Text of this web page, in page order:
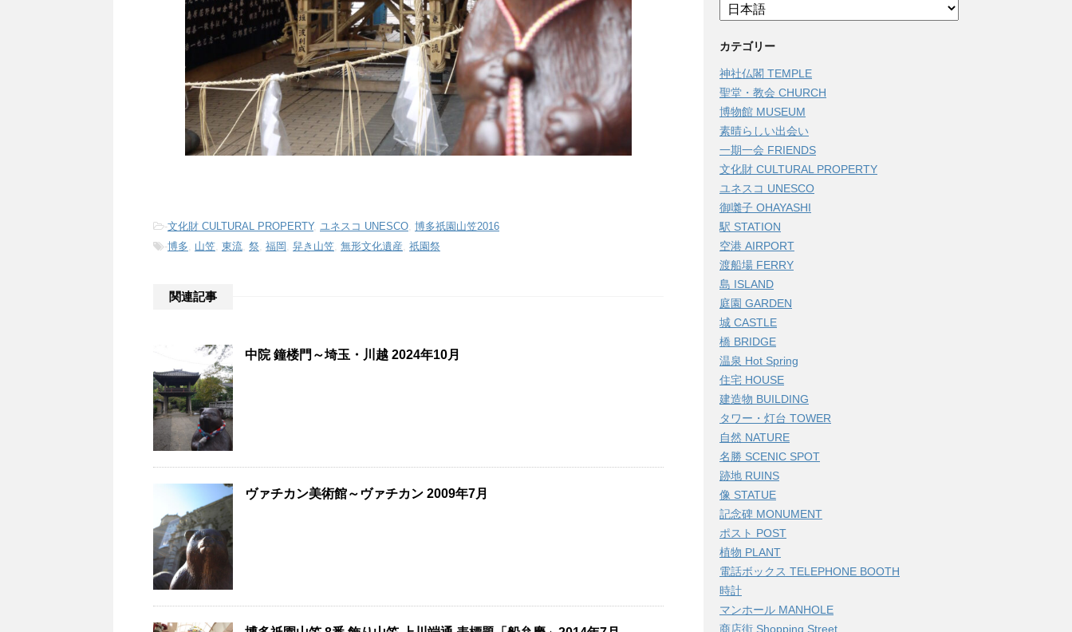
-文化財 CULTURAL PROPERTY, ユネスコ UNESCO 博多祇園山笠2016
-博多 山笠 東流 祭 福岡 舁き山笠 無形文化遺産 祇園祭
関連記事
中院 鐘楼門～埼玉・川越 2024年10月
ヴァチカン美術館～ヴァチカン 2009年7月
カテゴリー
神社仏閣 TEMPLE
聖堂・教会 CHURCH
博物館 MUSEUM
素晴らしい出会い
一期一会 FRIENDS
文化財 CULTURAL PROPERTY
ユネスコ UNESCO
御囃子 OHAYASHI
駅 STATION
空港 AIRPORT
渡船場 FERRY
島 ISLAND
庭園 GARDEN
城 CASTLE
橋 BRIDGE
温泉 Hot Spring
住宅 HOUSE
建造物 BUILDING
タワー・灯台 TOWER
自然 NATURE
名勝 SCENIC SPOT
跡地 RUINS
像 STATUE
記念碑 MONUMENT
ポスト POST
植物 PLANT
電話ボックス TELEPHONE BOOTH
時計
マンホール MANHOLE
商店街 Shopping Street